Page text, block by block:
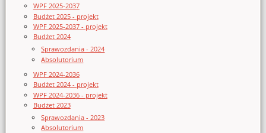
WPF 2025-2037
Budżet 2025 - projekt
WPF 2025-2037 - projekt
Budżet 2024
Sprawozdania - 2024
Absolutorium
WPF 2024-2036
Budżet 2024 - projekt
WPF 2024-2036 - projekt
Budżet 2023
Sprawozdania - 2023
Absolutorium